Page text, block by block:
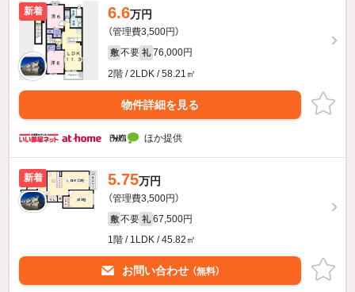
新着 6.6万円
（管理費3,500円）
敷 不要 礼 76,000円
2階 / 2LDK / 58.21㎡
物件詳細を見る
ほか提供
新着 5.75万円
（管理費3,500円）
敷 不要 礼 67,500円
1階 / 1LDK / 45.82㎡
お問い合わせ （無料）